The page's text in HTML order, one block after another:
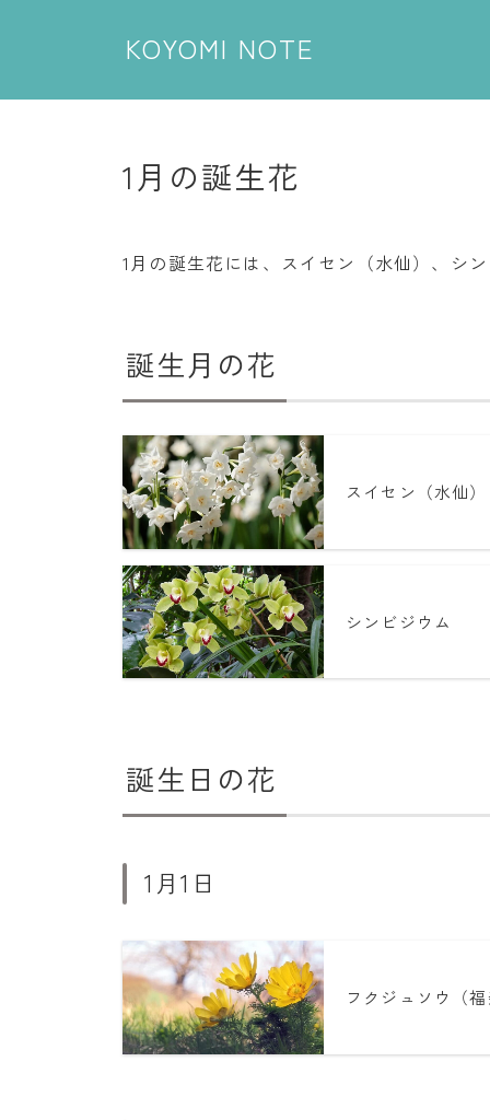
KOYOMI NOTE
1月の誕生花
1月の誕生花には、スイセン（水仙）、シ
誕生月の花
スイセン（水仙）
シンビジウム
誕生日の花
1月1日
フクジュソウ（